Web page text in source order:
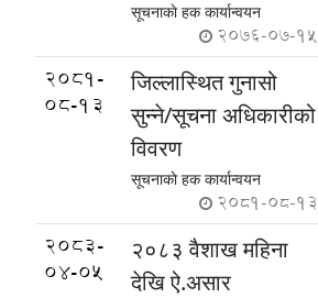
सूचनाकाे हक कार्यान्वयन
2076-07-15
2081-
08-13
जिल्लास्थित गुनासो
सुन्ने/सूचना अधिकारीको
विवरण
सूचनाकाे हक कार्यान्वयन
2081-08-13
2083-
04-05
२०८३ वैशाख महिना
देखि ऐ.असार